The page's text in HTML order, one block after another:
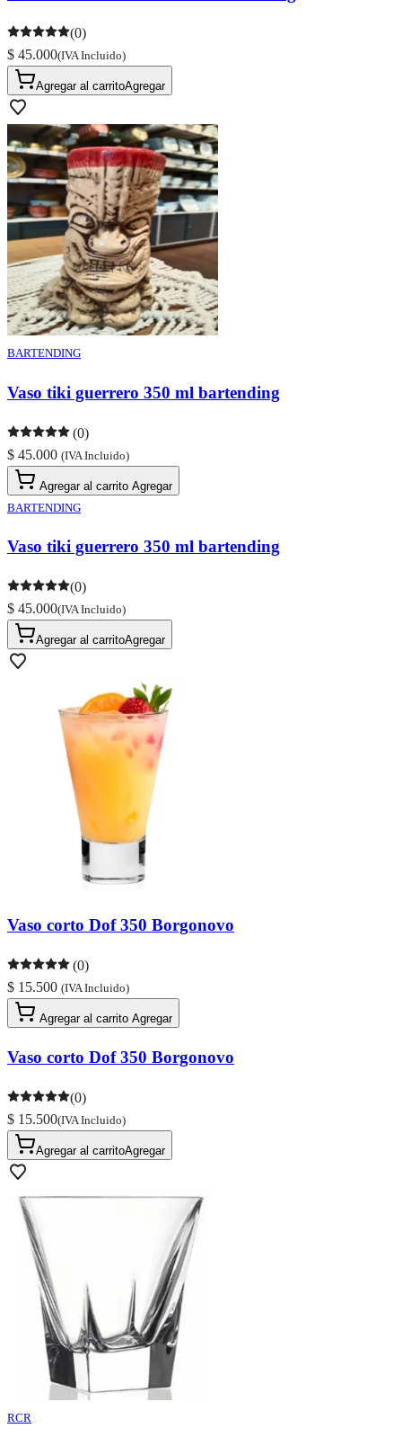
(0)
$ 45.000(IVA Incluido)
Agregar al carritoAgregar
BARTENDING
Vaso tiki guerrero 350 ml bartending
(0)
$ 45.000 (IVA Incluido)
Agregar al carrito Agregar
BARTENDING
Vaso tiki guerrero 350 ml bartending
(0)
$ 45.000(IVA Incluido)
Agregar al carritoAgregar
Vaso corto Dof 350 Borgonovo
(0)
$ 15.500 (IVA Incluido)
Agregar al carrito Agregar
Vaso corto Dof 350 Borgonovo
(0)
$ 15.500(IVA Incluido)
Agregar al carritoAgregar
RCR